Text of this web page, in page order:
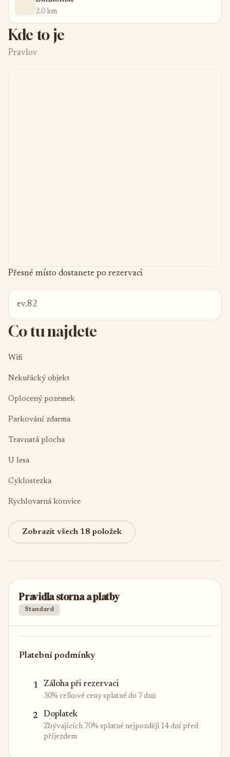
2.0 km
Kde to je
Pravlov
Přesné místo dostanete po rezervaci
ev.82
Co tu najdete
Wifi
Nekuřácký objekt
Oplocený pozemek
Parkování zdarma
Travnatá plocha
U lesa
Cyklostezka
Rychlovarná konvice
Zobrazit všech 18 položek
Pravidla storna a platby
Standard
Platební podmínky
1 Záloha při rezervaci
30% celkové ceny splatné do 7 dnů
2 Doplatek
Zbývajících 70% splatné nejpozději 14 dní před
příjezdem